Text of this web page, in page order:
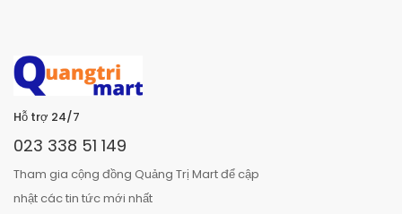
Hỗ trợ 24/7
023 338 51 149
Tham gia cộng đồng Quảng Trị Mart để cập
nhật các tin tức mới nhất